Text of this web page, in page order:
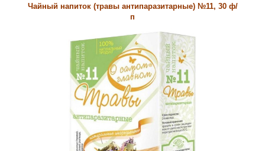
Чайный напиток (травы антипаразитарные) №11, 30 ф/
п